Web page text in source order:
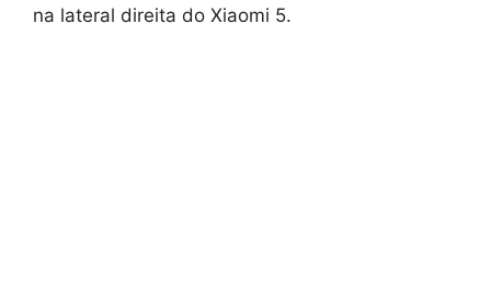
na lateral direita do Xiaomi 5.